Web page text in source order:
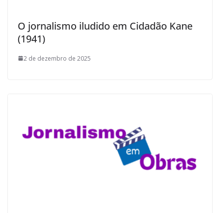
O jornalismo iludido em Cidadão Kane
(1941)
2 de dezembro de 2025